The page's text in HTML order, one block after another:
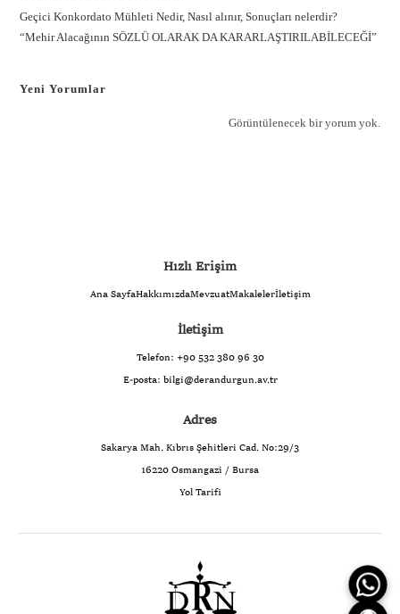
Geçici Konkordato Mühleti Nedir, Nasıl alınır, Sonuçları nelerdir?
“Mehir Alacağının SÖZLÜ OLARAK DA KARARLAŞTIRILABİLECEĞİ”
Yeni Yorumlar
Görüntülenecek bir yorum yok.
Hızlı Erişim
Ana SayfaHakkımızdaMevzuatMakalelerİletişim
İletişim
Telefon: +90 532 380 96 30
E-posta: bilgi@derandurgun.av.tr
Adres
Sakarya Mah. Kıbrıs Şehitleri Cad. No:29/3
16220 Osmangazi / Bursa
Yol Tarifi